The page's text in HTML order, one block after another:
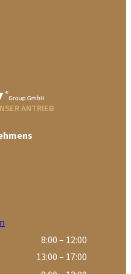
ANTRIEB
8:00 – 12:00
13:00 – 17:00